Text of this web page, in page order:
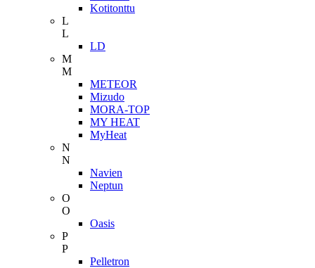
Kotitonttu
L
L
LD
M
M
METEOR
Mizudo
MORA-TOP
MY HEAT
MyHeat
N
N
Navien
Neptun
O
O
Oasis
P
P
Pelletron